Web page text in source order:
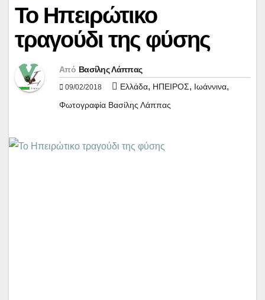
Το Ηπειρώτικο
τραγούδι της φύσης
Από Βασίλης Λάππας
09/02/2018 Ελλάδα, ΗΠΕΙΡΟΣ, Ιωάννινα,
Φωτογραφία Βασίλης Λάππας